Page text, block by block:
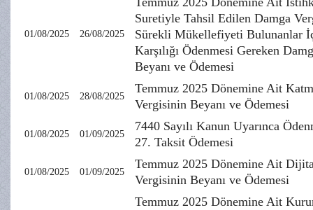
01/08/2025 26/08/2025
Suretiyle Tahsil Edilen Damga
Sürekli Mükellefiyeti Bulunanlar
Karşılığı Ödenmesi Gereken
Beyanı ve Ödemesi
01/08/2025 28/08/2025
Temmuz 2025 Dönemine Ait
Vergisinin Beyanı ve Ödemesi
01/08/2025 01/09/2025
7440 Sayılı Kanun Uyarınca
27. Taksit Ödemesi
01/08/2025 01/09/2025
Temmuz 2025 Dönemine Ait
Vergisinin Beyanı ve Ödemesi
Temmuz 2025 Dönemine Ait